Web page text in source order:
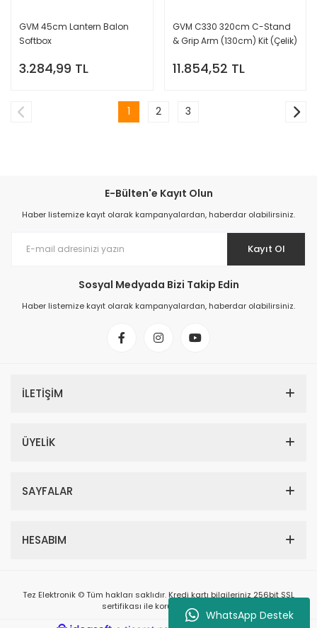
WhatsApp Destek
GVM 45cm Lantern Balon
Softbox
3.284,99 TL
GVM C330 320cm C-Stand
& Grip Arm (130cm) Kit (Çelik)
11.854,52 TL
1 2 3
E-Bülten'e Kayıt Olun
Haber listemize kayıt olarak kampanyalardan, haberdar olabilirsiniz.
Kayıt Ol
Sosyal Medyada Bizi Takip Edin
Haber listemize kayıt olarak kampanyalardan, haberdar olabilirsiniz.
İLETİŞİM
ÜYELİK
SAYFALAR
HESABIM
Tez Elektronik © Tüm hakları saklıdır. Kredi kartı bilgileriniz 256bit SSL
sertifikası ile korunmaktadır.